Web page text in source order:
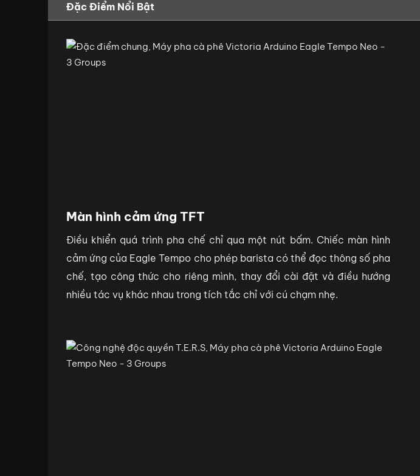
Đặc Điểm Nổi Bật
Màn hình cảm ứng TFT
Điều khiển quá trình pha chế chỉ qua một nút bấm. Chiếc màn hình
cảm ứng của Eagle Tempo cho phép barista có thể đọc thông số pha
chế, tạo công thức cho riêng mình, thay đổi cài đặt và điều hướng
nhiều tác vụ khác nhau trong tích tắc chỉ với cú chạm nhẹ.